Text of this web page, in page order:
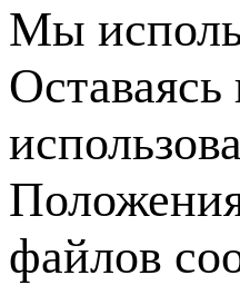
Мы
файлов